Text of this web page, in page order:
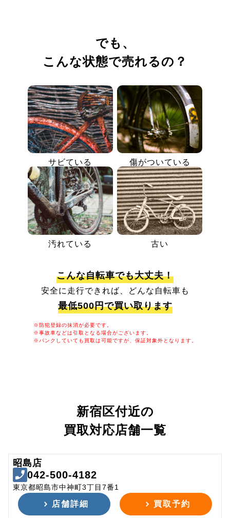
でも、
こんな状態で売れるの？
サビている 傷がついている
汚れている 古い
こんな自転車でも大丈夫！
安全に走行できれば、どんな自転車も
最低500円で買い取ります
※防犯登録の抹消が必要です。
※事故車などは引取となる場合がございます。
※パンクしていても買取は可能ですが、保証対象外となります。
新宿区付近の
買取対応店舗一覧
昭島店
042-500-4182
東京都昭島市中神町3丁目7番1
店舗詳細 買取予約